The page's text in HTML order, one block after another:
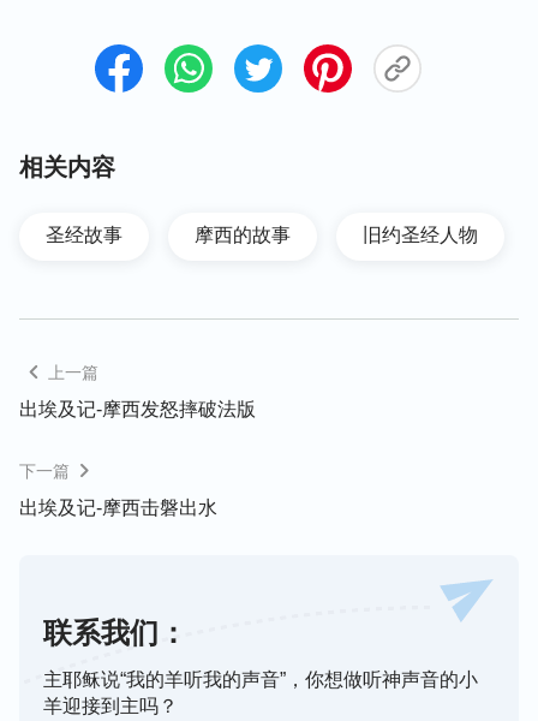
相关内容
圣经故事 摩西的故事 旧约圣经人物
上一篇
出埃及记-摩西发怒摔破法版
下一篇
出埃及记-摩西击磐出水
联系我们：
主耶稣说“我的羊听我的声音”，你想做听神声音的小
羊迎接到主吗？